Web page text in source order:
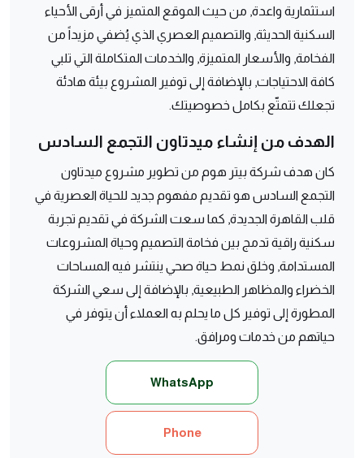
استثمارية واعدة, من حيث الموقع المتميز في أرقى الأحياء
السكنية الحديثة, والتصميم العصري الذي يُضفي مزيداً من
الفخامة, والأسعار المتميزة, والخدمات المتكاملة التي تلبي
كافة الاحتياجات, بالإضافة إلى توفير المشروع بيئة هادئة
تجعلك تتمتّع بكامل خصوصيتك.
الهدف من إنشاء ميدتاون التجمع السادس
كان هدف شركة بيتر هوم من تطوير مشروع ميدتاون
التجمع السادس هو تقديم مفهوم جديد للحياة العصرية في
قلب القاهرة الجديدة, كما سعت الشركة في تقديم تجربة
سكنية راقية تدمج بين فخامة التصميم وحياة المشروعات
المستدامة, وخلق نمط حياة صحي ينتشر فيه المساحات
الخضراء والمظاهر الطبيعية, بالإضافة إلى سعي الشركة
المطورة إلى توفير كل ما يحلم به العملاء أن يتوفر في
حياتهم من خدمات ومرافق.
WhatsApp
Phone